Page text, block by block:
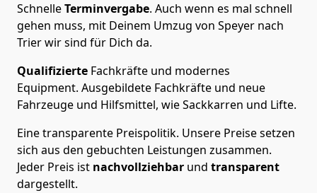
SchnelleTerminvergabe. Auch wenn es mal schnell
gehen muss, mit Deinem Umzug von Speyer nach
Trier wir sind für Dich da.
Qualifizierte Fachkräfte und modernes
Equipment. Ausgebildete Fachkräfte und neue
Fahrzeuge und Hilfsmittel, wie Sackkarren und Lifte.
Eine transparente Preispolitik. Unsere Preise setzen
sich aus den gebuchten Leistungen zusammen.
Jeder Preis ist nachvollziehbar und transparent
dargestellt.